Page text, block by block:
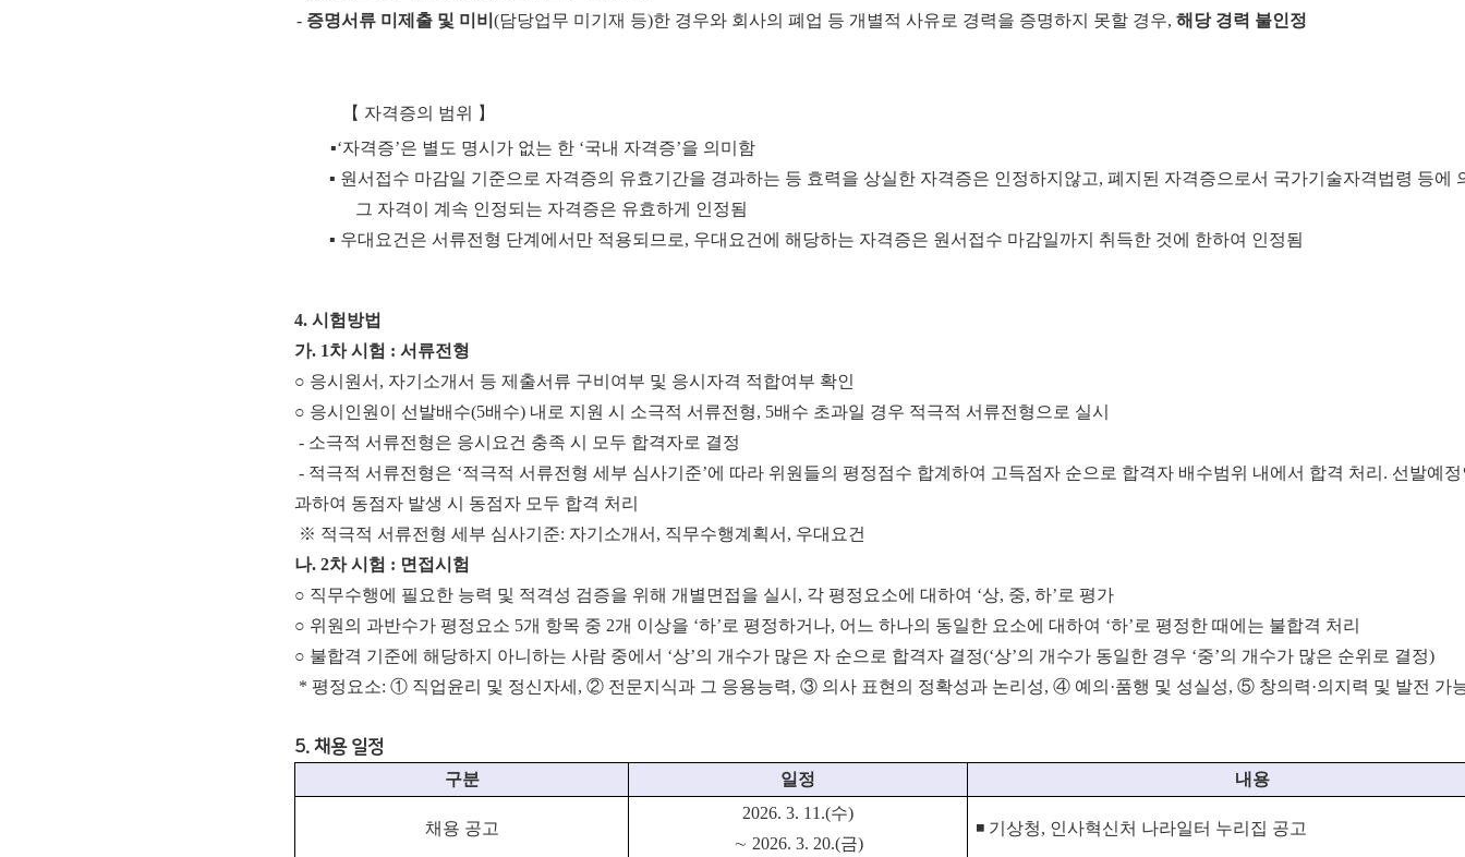
- 증명서류 미제출 및 미비 (담당업무 미기재 등)한 경우와 회사의 폐업 등 개별적 사유로 경력을 증명하지 못할 경우, 해당 경력 불인정
【 자격증의 범위
】
▪‘자격증’은 별도 명시가 없는 한 ‘국내 자격증’을 의미함
▪ 원서접수 마감일 기준으로 자격증의 유효기간을 경과하는 등 효력을 상실한 자격증은 인정하지 않고,폐지된 자격증으로서 국가기술자격법령 등에
그 자격이 계속 인정되는 자격증은 유효하게 인정됨
▪ 우대요건은 서류전형 단계에서만 적용되므로, 우대요건에 해당하는 자격증은 원서접수 마감일까지 취득한 것에 한하여 인정됨
4. 시험방법
가. 1차 시험 : 서류전형
○ 응시원서, 자기소개서 등 제출서류 구비여부 및 응시자격 적합여부 확인
○ 응시인원이 선발배수(5배수) 내로 지원 시 소극적 서류전형, 5배수 초과일 경우 적극적 서류전형으로 실시
- 소극적 서류전형은 응시요건 충족 시 모두 합격자로 결정
- 적극적 서류전형은 ‘적극적 서류전형 세부 심사기준’에 따라 위원들의 평정점수 합계하여 고득점자 순으로 합격자 배수범위 내에서 합격 처리. 선발예
과하여 동점자 발생 시 동점자 모두 합격 처리
※ 적극적 서류전형 세부 심사기준: 자기소개서, 직무수행계획서, 우대요건
나. 2차 시험 : 면접시험
○ 직무수행에 필요한 능력 및 적격성 검증을 위해 개별면접을 실시, 각 평정요소에 대하여 ‘상, 중, 하’로 평가
○ 위원의 과반수가 평정요소 5개 항목 중 2개 이상을 ‘하’로 평정하거나, 어느 하나의 동일한 요소에 대하여 ‘하’로 평정한 때에는 불합격 처리
○ 불합격 기준에 해당하지 아니하는 사람 중에서 ‘상’의 개수가 많은 자 순으로 합격자 결정(‘상’의 개수가 동일한 경우 ‘중’의 개수가 많은 순위로 결정)
* 평정요소: ① 직업윤리 및 정신자세, ② 전문지식과 그 응용능력, ③ 의사 표현의 정확성과 논리성, ④ 예의·품행 및 성실성, ⑤ 창의력·의지력 및 발전 가
5. 채용 일정
구분 일정 내용
채용 공고
2026. 3. 11.(수)
∼ 2026. 3. 20.(금)
◾ 기상청, 인사혁신처 나라일터 누리집 공고